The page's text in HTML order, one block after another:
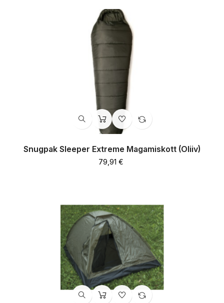
Snugpak Sleeper Extreme Magamiskott (oliiv)
Hind
79,91 €